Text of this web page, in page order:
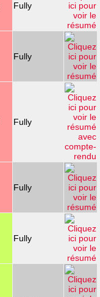
Fully
Fully
Fully
Fully
Fully